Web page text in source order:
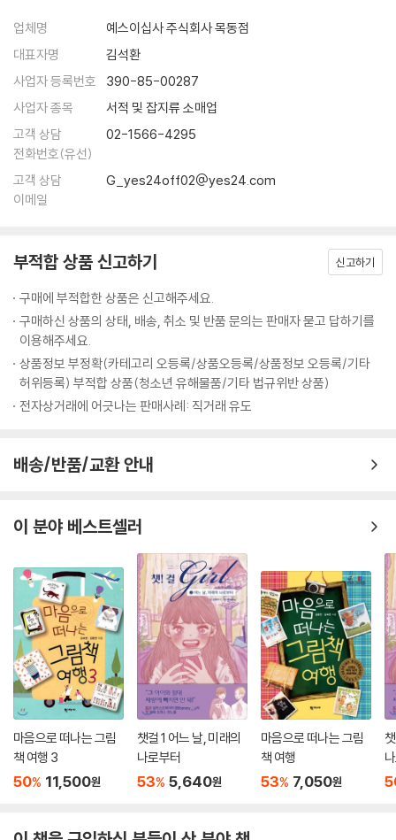
을 사는 어린이들이 보다 깊고 따듯한 마음으로 우리 사회와 역사에 눈을
돌릴 수 있을 것으로 기대된다.
러내고 싶은 유혹에 끊임없이 시달리기 마련이고 일정 정도는 그 유혹에
넘어가기도 한다. 그러나 이 작품의 작가는 그러한 유혹에서 냉정하게 느
껴질 정도로 벗어나 있다. 장이라는 어린아이가 보고 이해할 수 있는 범위
에서 정확하게 그 시대 삶을 그리고 있다. 상당한 문학적 훈련의 결과라 여
겨졌다._심사평 중에서
천주교 탄압, 그리고 필사쟁이의 굴곡 많은 삶
명나라에서 들여온 『천주실의』라는 책이 전파되면서 나중에는 신앙으로
까지 받아들여졌으며 상민, 부녀자, 기생, 양반 등 신분에 상관없이 퍼져
나갔다. 서학에서는 세상 모든 사람의 평등을 주장하고 제사 의식 등을 금
지하며 기존 성리학 중심의 사회를 부정했다. 이때 나라에서는 서학, 천주
교를 쫓는 건 기존 질서를 무너뜨리고 잘못된 문화를 전파하는 거라 여겨
가혹한 탄압을 일삼게 되었다.
주인공 장이의 아버지는 필사쟁이로, 밤낮 가리지 않고 언문(한글) 이야기
책을 비롯해 수많은 한자 책을 베껴 쓰며 생활을 이어 나간다. 그런데 어느
끌려간다. 천주학 책을 사간 사람들에 대한 신의를 끝까지 지키며 장이의
다. 이처럼 아버지와 장이에게 ‘필사’라는 일은 꿈과 시련을 동시에 안겨 주
는 것이다. 손이 펴지지 않을 정도로 밤새 필사를 하며 꿈을 잃지 않았던 아
버지. 한순간에 불어 닥친 태풍 앞에서 가진 것 없는 장이네 부자는 속수무
책일 수밖에 없다.
책방 심부름꾼 장이, 세상 밖에 발을 내딛다
장이는 책방 주인 최 서쾌의 말에 따라 책방 심부름꾼 생활을 시작한다. 새
로 들어온 이야기책을 정리하고, 주문 받은 책들을 배달하며 장이는 바쁜
나날을 보낸다. 외롭고 고된 생활 속에서도 늘 호기심 가득한 눈으로 세상
을 보며 영특하고 의젓하게 성장해 나간다.
업체명
예스이십사 주식회사 목동점
대표자명
김석환
사업자 등록번호
390-85-00287
사업자 종목
서적 및 잡지류 소매업
고객 상담
전화번호(유선)
02-1566-4295
고객 상담
이메일
G_yes24off02@yes24.com
부적합 상품 신고하기 신고하기
구매에 부적합한 상품은 신고해주세요.
구매하신 상품의 상태, 배송, 취소 및 반품 문의는 판매자 묻고 답하기를
이용해주세요.
상품정보 부정확(카테고리 오등록/상품오등록/상품정보 오등록/기타
허위등록) 부적합 상품(청소년 유해물품/기타 법규위반 상품)
전자상거래에 어긋나는 판매사례: 직거래 유도
배송/반품/교환 안내
이 분야 베스트셀러
마음으로 떠나는 그림
책 여행 3
50% 11,500원
챗걸 1 어느 날, 미래의
나로부터
53% 5,640원
마음으로 떠나는 그림
책 여행
53% 7,050원